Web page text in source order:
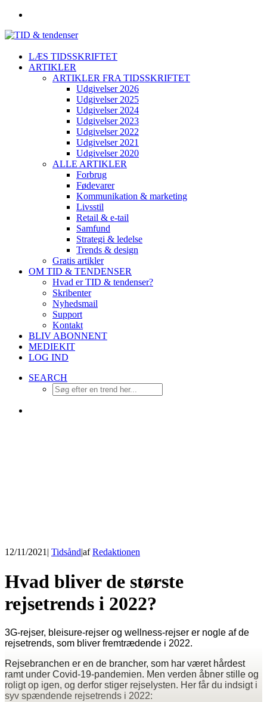
LÆS TIDSSKRIFTET
ARTIKLER
ARTIKLER FRA TIDSSKRIFTET
Udgivelser 2026
Udgivelser 2025
Udgivelser 2024
Udgivelser 2023
Udgivelser 2022
Udgivelser 2021
Udgivelser 2020
ALLE ARTIKLER
Forbrug
Fødevarer
Kommunikation & marketing
Livsstil
Retail & e-tail
Samfund
Strategi & ledelse
Trends & design
Gratis artikler
OM TID & TENDENSER
Hvad er TID & tendenser?
Skribenter
Nyhedsmail
Support
Kontakt
BLIV ABONNENT
MEDIEKIT
LOG IND
SEARCH
12/11/2021 | Tidsånd|afRedaktionen
Hvad bliver de største
rejsetrends i 2022?
3G-rejser, bleisure-rejser og wellness-rejser er nogle af de
rejsetrends, som bliver fremtrædende i 2022.
Rejsebranchen er en de brancher, som har været hårdest
ramt under Covid-19-pandemien. Men verden åbner stille og
roligt op igen, og derfor stiger rejselysten. Her får du indsigt i
syv spændende rejsetrends i 2022: